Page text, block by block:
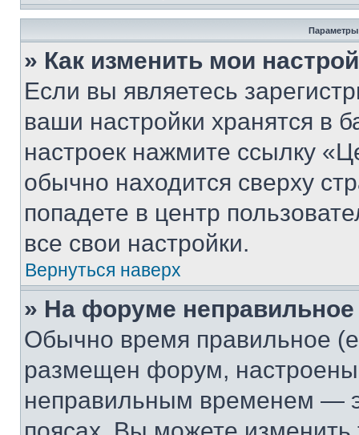
Параметры
» Как изменить мои
Если вы являетесь
ваши настройки хранятся в
настроек нажмите ссылку
обычно находится сверху
попадете в центр
все свои настройки.
Вернуться наверх
» На форуме
Обычно время правильное
размещен форум, настроены
неправильным временем —